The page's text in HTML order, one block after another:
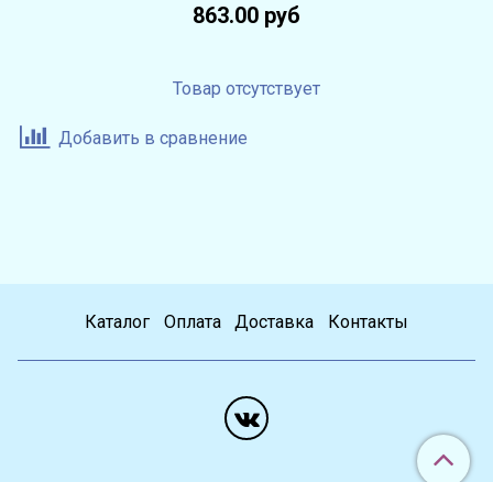
863.00 руб
Товар отсутствует
Добавить в сравнение
Каталог Оплата Доставка Контакты